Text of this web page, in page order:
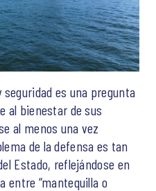
es una pregunta
al bienestar de sus
al menos una vez
de la defensa es tan
Estado, reflejándose en
entre “mantequilla o